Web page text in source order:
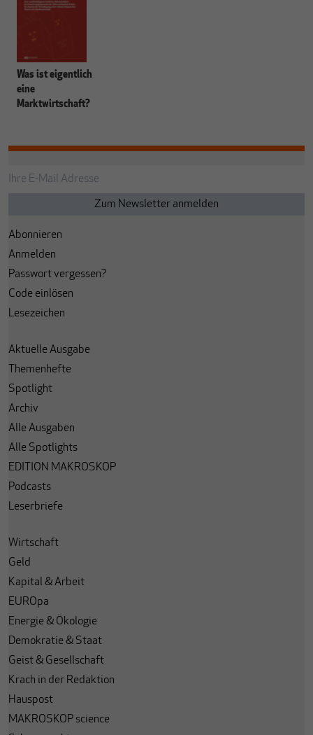
Was ist eigentlich
eine
Marktwirtschaft?
Abonnieren
Anmelden
Passwort vergessen?
Code einlösen
Lesezeichen
Aktuelle Ausgabe
Themenhefte
Spotlight
Archiv
Alle Ausgaben
Alle Spotlights
EDITION MAKROSKOP
Podcasts
Leserbriefe
Wirtschaft
Geld
Kapital & Arbeit
EUROpa
Energie & Ökologie
Demokratie & Staat
Geist & Gesellschaft
Krach in der Redaktion
Hauspost
MAKROSKOP science